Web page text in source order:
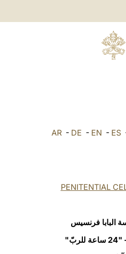
AR - DE - EN - ES
PENITENTIAL
البابا فرنسيس